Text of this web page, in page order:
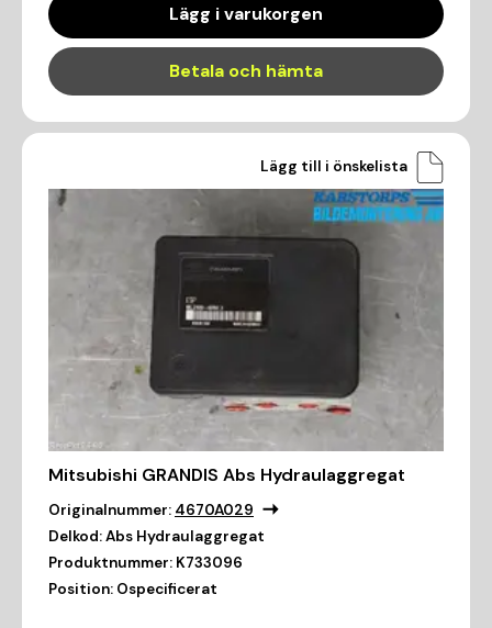
Lägg i varukorgen
Betala och hämta
Lägg till i önskelista
Mitsubishi GRANDIS Abs Hydraulaggregat
Originalnummer: 4670A029
Delkod:Abs Hydraulaggregat
Produktnummer: K733096
Position: Ospecificerat